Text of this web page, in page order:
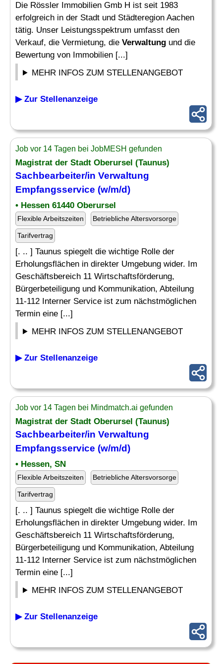
Die Rössler Immobilien Gmb H ist seit 1983
erfolgreich in der Stadt und Städteregion Aachen
tätig. Unser Leistungsspektrum umfasst den
Verkauf, die Vermietung, die Verwaltung und die
Bewertung von Immobilien [...]
MEHR INFOS ZUM STELLENANGEBOT
▶ Zur Stellenanzeige
Job vor 14 Tagen bei JobMESH gefunden
Magistrat der Stadt Oberursel (Taunus)
Sachbearbeiter/in Verwaltung
Empfangsservice (w/m/d)
• Hessen 61440 Oberursel
Flexible Arbeitszeiten Betriebliche Altersvorsorge
Tarifvertrag
[. .. ] Taunus spiegelt die wichtige Rolle der
Erholungsflächen in direkter Umgebung wider. Im
Geschäftsbereich 11 Wirtschaftsförderung,
Bürgerbeteiligung und Kommunikation, Abteilung
11-112 Interner Service ist zum nächstmöglichen
Termin eine [...]
MEHR INFOS ZUM STELLENANGEBOT
▶ Zur Stellenanzeige
Job vor 14 Tagen bei Mindmatch.ai gefunden
Magistrat der Stadt Oberursel (Taunus)
Sachbearbeiter/in Verwaltung
Empfangsservice (w/m/d)
• Hessen, SN
Flexible Arbeitszeiten Betriebliche Altersvorsorge
Tarifvertrag
[. .. ] Taunus spiegelt die wichtige Rolle der
Erholungsflächen in direkter Umgebung wider. Im
Geschäftsbereich 11 Wirtschaftsförderung,
Bürgerbeteiligung und Kommunikation, Abteilung
11-112 Interner Service ist zum nächstmöglichen
Termin eine [...]
MEHR INFOS ZUM STELLENANGEBOT
▶ Zur Stellenanzeige